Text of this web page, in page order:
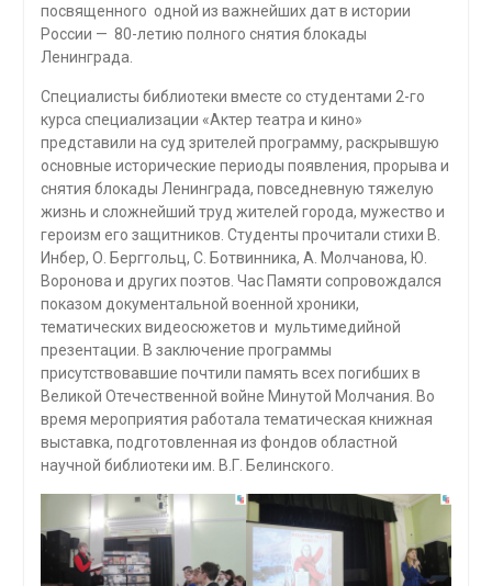
посвященного одной из важнейших дат в истории
России — 80-летию полного снятия блокады
Ленинграда.
Специалисты библиотеки вместе со студентами 2-го
курса специализации «Актер театра и кино»
представили на суд зрителей программу, раскрывшую
основные исторические периоды появления, прорыва и
снятия блокады Ленинграда, повседневную тяжелую
жизнь и сложнейший труд жителей города, мужество и
героизм его защитников. Студенты прочитали стихи В.
Инбер, О. Берггольц, С. Ботвинника, А. Молчанова, Ю.
Воронова и других поэтов. Час Памяти сопровождался
показом документальной военной хроники,
тематических видеосюжетов и мультимедийной
презентации. В заключение программы
присутствовавшие почтили память всех погибших в
Великой Отечественной войне Минутой Молчания. Во
время мероприятия работала тематическая книжная
выставка, подготовленная из фондов областной
научной библиотеки им. В.Г. Белинского.